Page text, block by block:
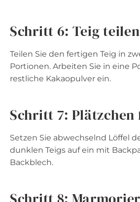
Schritt 6: Teig teilen
Teilen Sie den fertigen Teig in
Portionen. Arbeiten Sie in eine
restliche Kakaopulver ein.
Schritt 7: Plätzchen
Setzen Sie abwechselnd Löffel
dunklen Teigs auf ein mit
Backblech.